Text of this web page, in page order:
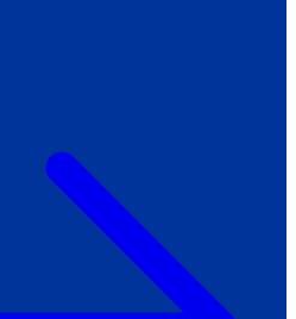
Всеукраїнський пісенний
челендж «Україно, ти є!»
Молодіжний челендж «Жестова
мова для мене – це…»
Репортажі спеціальних та
інклюзивних начальних закладів